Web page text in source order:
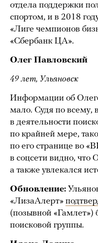
отдела поддержки
спортом, и в 2018
«Лиге чемпионов
«Сбербанк ЦА».
Олег Павловский
49 лет, Ульяновск
Информации об
мало. Судя по всему,
в деятельности
по крайней мере,
по его странице во
в соцсети видно, что
а также увлекался
Обновление:
«ЛизаАлерт»
(позывной «Гамлет»)
поисковой группы.